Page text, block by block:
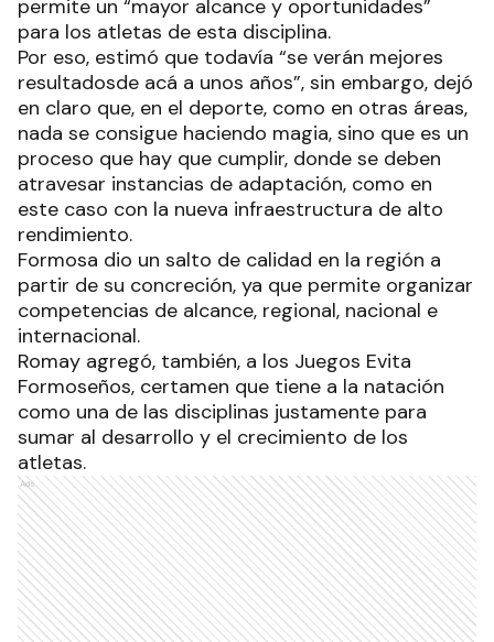
permite un “mayor alcance y oportunidades”
para los atletas de esta disciplina.
Por eso, estimó que todavía “se verán mejores
resultadosde acá a unos años”, sin embargo, dejó
en claro que, en el deporte, como en otras áreas,
nada se consigue haciendo magia, sino que es un
proceso que hay que cumplir, donde se deben
atravesar instancias de adaptación, como en
este caso con la nueva infraestructura de alto
rendimiento.
Formosa dio un salto de calidad en la región a
partir de su concreción, ya que permite organizar
competencias de alcance, regional, nacional e
internacional.
Romay agregó, también, a los Juegos Evita
Formoseños, certamen que tiene a la natación
como una de las disciplinas justamente para
sumar al desarrollo y el crecimiento de los
atletas.
Ads